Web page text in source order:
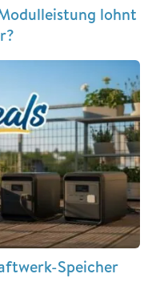
lohnt
Speicher